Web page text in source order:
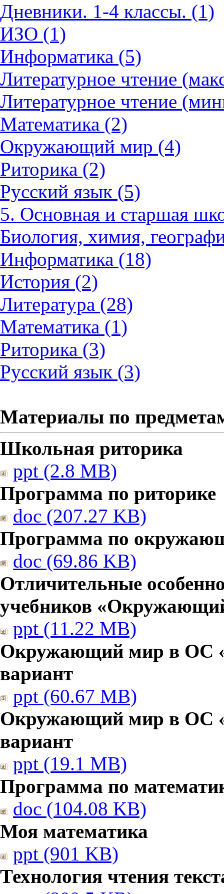
Дневники. 1-4 классы. (1)
ИЗО (1)
Информатика (5)
Литературное чтение
Литературное чтение
Математика (2)
Окружающий мир (4)
Риторика (2)
Русский язык (5)
5. Основная и старшая
Биология, химия,
Информатика (18)
История (2)
Литература (28)
Математика (1)
Риторика (3)
Русский язык (3)
Материалы по
Школьная риторика
ppt (2.8 MB)
Программа по риторике
doc (207.27 KB)
Программа по
doc (69.86 KB)
Отличительные
учебников
ppt (11.22 MB)
Окружающий мир в ОС
вариант
ppt (60.67 MB)
Окружающий мир в ОС
вариант
ppt (19.1 MB)
Программа по
doc (104.08 KB)
Моя математика
ppt (901 KB)
Технология чтения